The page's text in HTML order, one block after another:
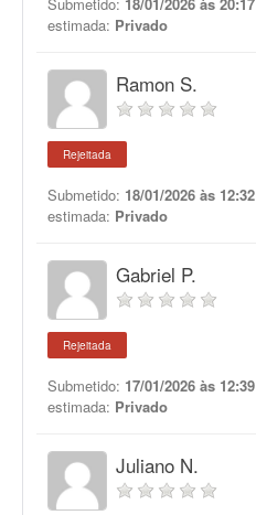
estimada: Privado
Ramon S.
Rejeitada
Submetido: 18/01/2026 às 12:32
estimada: Privado
Gabriel P.
Rejeitada
Submetido: 17/01/2026 às 12:39
estimada: Privado
Juliano N.